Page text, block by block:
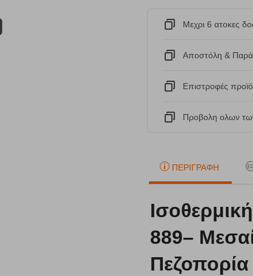
Μεχρι 6 ατοκες
Αποστόλη &
Eπιστροφές
Προβολη ολων
ΠΕΡΙΓΡΑΦΉ
889–
Πεζοπορία